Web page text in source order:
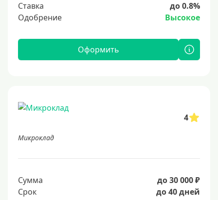
Ставка
до 0.8%
Одобрение
Высокое
Оформить
4
Микроклад
Сумма
до 30 000 ₽
Срок
до 40 дней